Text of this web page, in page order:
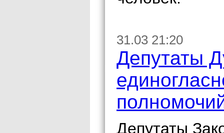
31.03 21:20
Депутаты
Депутаты